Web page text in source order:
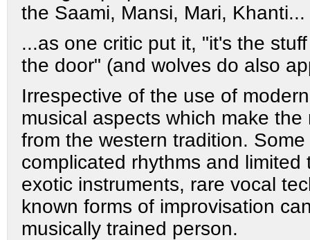
the Saami, Mansi, Mari, Khanti...
...as one critic put it, "it's the
the door" (and wolves do also
Irrespective of the use of
musical aspects which make
from the western tradition.
complicated rhythms and
exotic instruments, rare vocal
known forms of improvisation
musically trained person.